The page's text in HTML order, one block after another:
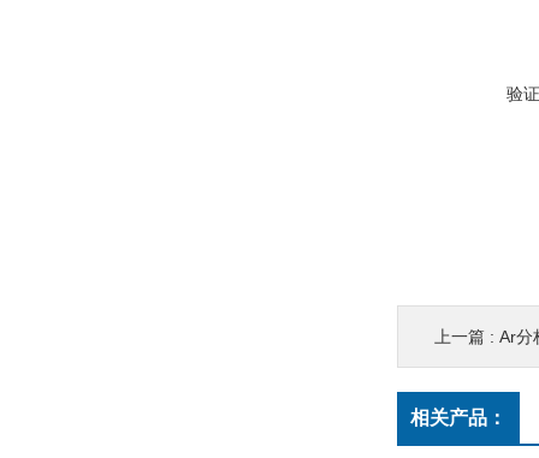
验
上一篇 : Ar分
相关产品：